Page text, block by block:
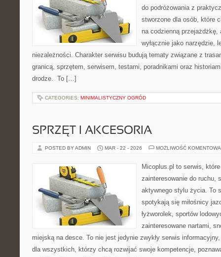
do podróżowania z
stworzone dla osób, które
na codzienną przejażdżkę,
wyłącznie jako narzędzie,
niezależności. Charakter serwisu budują tematy związane z
granicą, sprzętem, serwisem, testami, poradnikami oraz
drodze. To […]
CATEGORIES: MINIMALISTYCZNY OGRÓD
SPRZĘT I AKCESORIA
POSTED BY ADMIN MAR - 22 - 2026 MOŻLIWOŚĆ
Micoplus.pl to serwis,
zainteresowanie do ruchu,
aktywnego stylu życia. To
spotykają się miłośnicy
łyżworolek, sportów
zainteresowane nartami,
miejską na desce. To nie jest jedynie zwykły serwis
dla wszystkich, którzy chcą rozwijać swoje kompetencje,